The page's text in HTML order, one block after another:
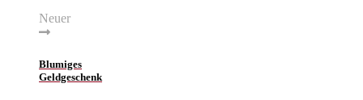
Neuer
Blumiges
Geldgeschenk